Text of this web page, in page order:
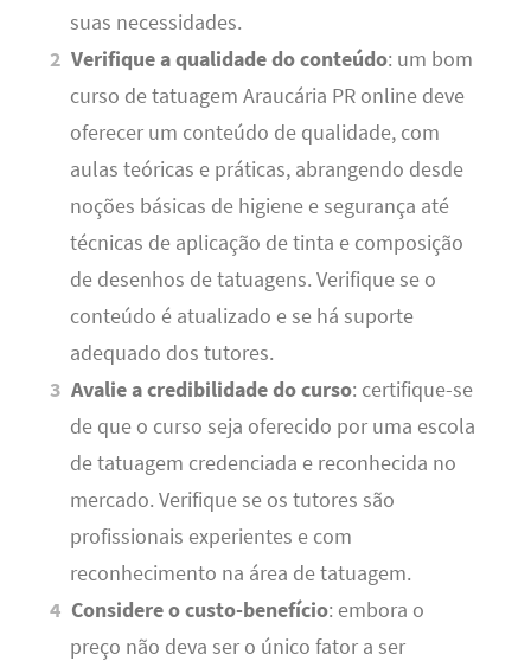
suas necessidades.
Verifique a qualidade do conteúdo: um bom
curso de tatuagem Araucária PR online deve
oferecer um conteúdo de qualidade, com
aulas teóricas e práticas, abrangendo desde
noções básicas de higiene e segurança até
técnicas de aplicação de tinta e composição
de desenhos de tatuagens. Verifique se o
conteúdo é atualizado e se há suporte
adequado dos tutores.
Avalie a credibilidade do curso: certifique-se
de que o curso seja oferecido por uma escola
de tatuagem credenciada e reconhecida no
mercado. Verifique se os tutores são
profissionais experientes e com
reconhecimento na área de tatuagem.
Considere o custo-benefício: embora o
preço não deva ser o único fator a ser